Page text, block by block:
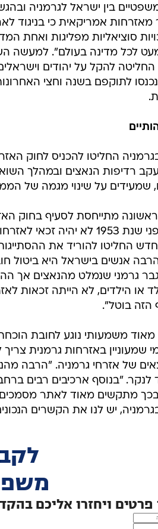
בין ישראל לגרמניה
מאזרחות אמריקאית כי בניגוד
סוציאליות מפליגות ואחת
לכל מדינה בעולם". למעשה
החליטה להקל על יהודים
לתוקפם בשנה וחצי
החליטו להכניס לחוק
רדיפות הנאצים ובמהלך
שמעידים על שינוי מגמה של
מתייחסת לסעיף בחוק
הנאצים לפני שנת 1953
החליטו להוריד את
אנשים בישראל היא ביטול
גרמני שנמלט מהנאצים אך
או הילדים, לא הייתה זכאות
הזה בוטל".
מאוד משמעותי נוגע לחובת
שמעוניין באזרחות גרמנית
של אזרחי גרמניה. "הרבה
לנקר. "בנוסף ארכיבים רבים
מתקשים מאוד לאתר מסמכים
יש לנו את הקשרים